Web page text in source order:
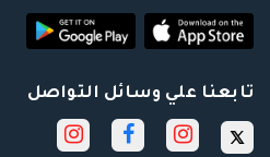
تابعنا علي وسائل التواصل